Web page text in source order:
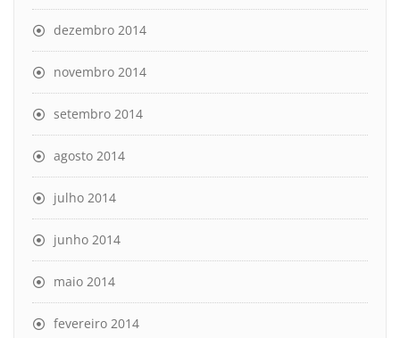
dezembro 2014
novembro 2014
setembro 2014
agosto 2014
julho 2014
junho 2014
maio 2014
fevereiro 2014